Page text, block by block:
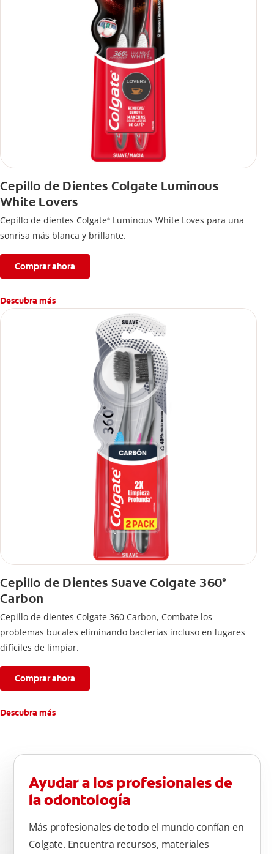
Cepillo de Dientes Colgate Luminous
White Lovers
Cepillo de dientes Colgate® Luminous White Loves para una
sonrisa más blanca y brillante.
Comprar ahora
Descubra más
Cepillo de Dientes Suave Colgate 360°
Carbon
Cepillo de dientes Colgate 360 ​​Carbon, Combate los
problemas bucales eliminando bacterias incluso en lugares
difíciles de limpiar.
Comprar ahora
Descubra más
Ayudar a los profesionales de
la odontología
Más profesionales de todo el mundo confían en
Colgate. Encuentra recursos, materiales